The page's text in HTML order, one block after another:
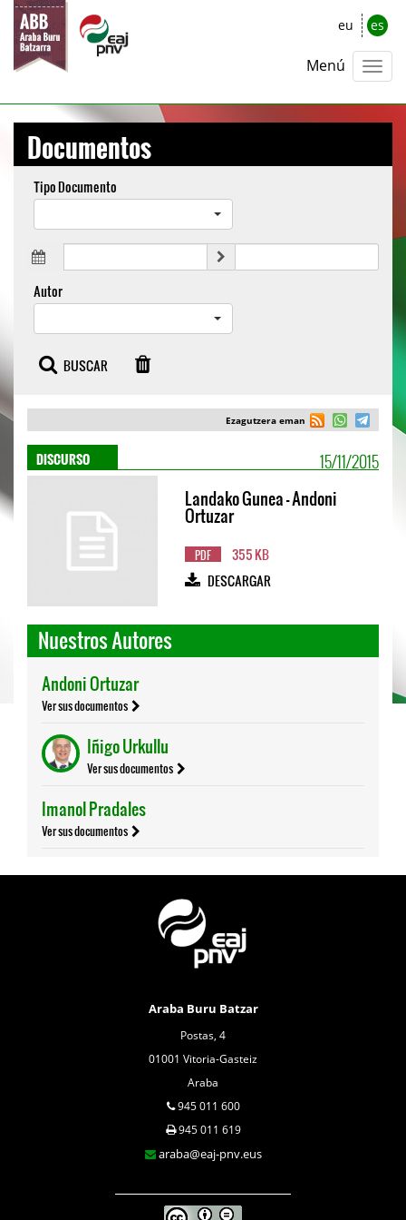
eu es
Menú
Documentos
Tipo Documento
Autor
BUSCAR
Ezagutzera eman
DISCURSO 15/11/2015
Landako Gunea - Andoni
Ortuzar
PDF
355 KB
DESCARGAR
Nuestros Autores
Andoni Ortuzar
Ver sus documentos
Iñigo Urkullu
Ver sus documentos
Imanol Pradales
Ver sus documentos
Araba Buru Batzar
Postas, 4
01001 Vitoria-Gasteiz
Araba
945 011 600
945 011 619
araba@eaj-pnv.eus